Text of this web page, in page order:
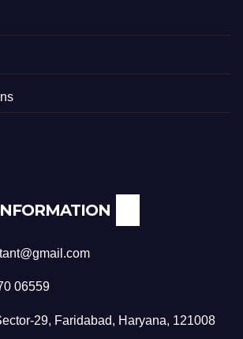
06559
29, Faridabad, Haryana, 121008